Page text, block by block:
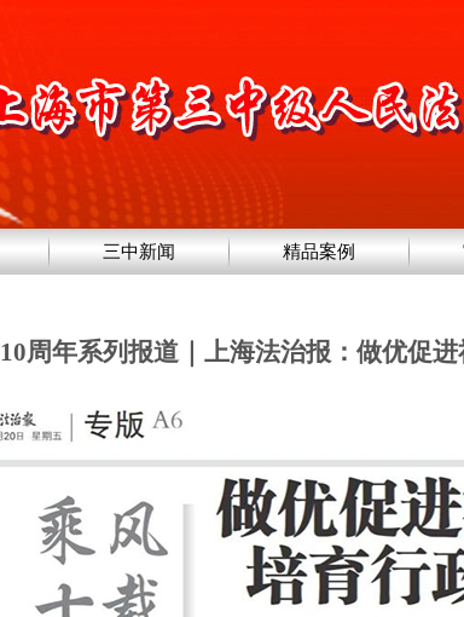
三中新闻 精品案例
10周年系列报道｜上海法治报：做优促